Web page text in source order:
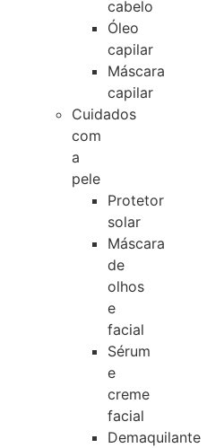
cabelo
Óleo
capilar
Máscara
capilar
Cuidados
com
a
pele
Protetor
solar
Máscara
de
olhos
e
facial
Sérum
e
creme
facial
Demaquilante